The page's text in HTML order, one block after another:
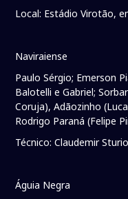
Local: Estádio Virotão,
Naviraiense
Paulo Sérgio; Emerson
Balotelli e Gabriel;
Coruja), Adãozinho
Rodrigo Paraná (Felipe
Técnico: Claudemir
Águia Negra